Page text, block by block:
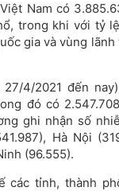
Nam có
trong khi với tỷ
gia và vùng
4/2021 đến
đó có
ghi nhận số
Hà Nội
(96.555).
các tỉnh, thành